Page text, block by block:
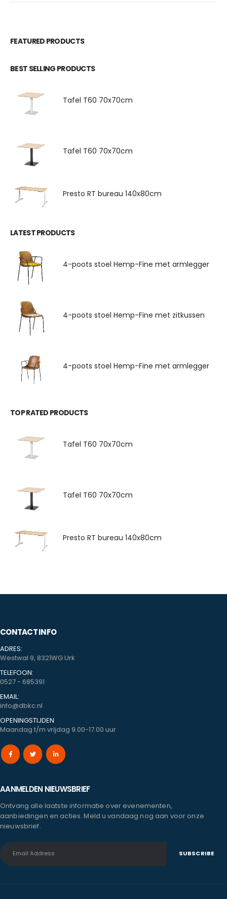
FEATURED PRODUCTS
BEST SELLING PRODUCTS
Tafel T60 70x70cm
Tafel T60 70x70cm
Presto RT bureau 140x80cm
LATEST PRODUCTS
4-poots stoel Hemp-Fine met armlegger
4-poots stoel Hemp-Fine met zitkussen
4-poots stoel Hemp-Fine met armlegger
TOP RATED PRODUCTS
Tafel T60 70x70cm
Tafel T60 70x70cm
Presto RT bureau 140x80cm
CONTACT INFO
ADRES:
Westwal 9, 8321WG Urk
TELEFOON:
0527 - 685391
EMAIL:
info@dbkc.nl
OPENINGSTIJDEN
Maandag t/m vrijdag 9.00-17.00 uur
AANMELDEN NIEUWSBRIEF
Ontvang alle laatste informatie over evenementen,
aanbiedingen en acties. Meld u vandaag nog aan voor onze
nieuwsbrief.